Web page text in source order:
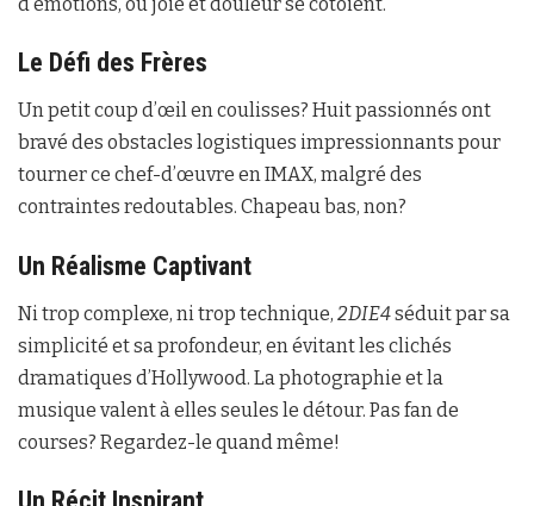
Le Défi des Frères
Un petit coup d’œil en coulisses? Huit passionnés ont
bravé des obstacles logistiques impressionnants pour
tourner ce chef-d’œuvre en IMAX, malgré des
contraintes redoutables. Chapeau bas, non?
Un Réalisme Captivant
Ni trop complexe, ni trop technique, 2DIE4séduit par sa
simplicité et sa profondeur, en évitant les clichés
dramatiques d’Hollywood. La photographie et la
musique valent à elles seules le détour. Pas fan de
courses? Regardez-le quand même!